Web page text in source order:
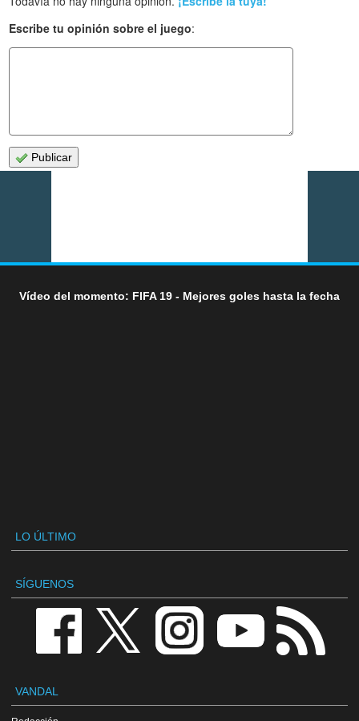
Escribe tu opinión sobre el juego:
Publicar
Vídeo del momento: FIFA 19 - Mejores goles hasta la fecha
LO ÚLTIMO
SÍGUENOS
VANDAL